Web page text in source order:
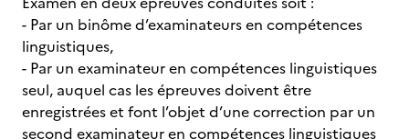
- Par un binôme d’examinateurs en compétences
linguistiques,
- Par un examinateur en compétences linguistiques
seul, auquel cas les épreuves doivent être
enregistrées et font l’objet d’une correction par un
second examinateur en compétences linguistiques